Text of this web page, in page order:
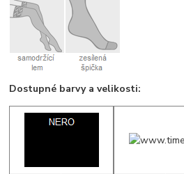
Dostupné barvy a velikosti: